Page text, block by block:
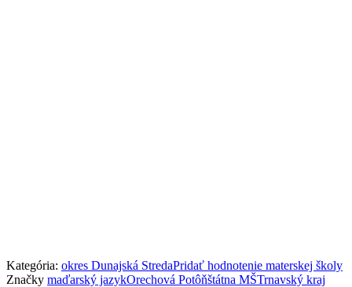
Kategória: okres Dunajská StredaPridať hodnotenie materskej školy
Značky maďarský jazykOrechová Potôňštátna MŠTrnavský kraj